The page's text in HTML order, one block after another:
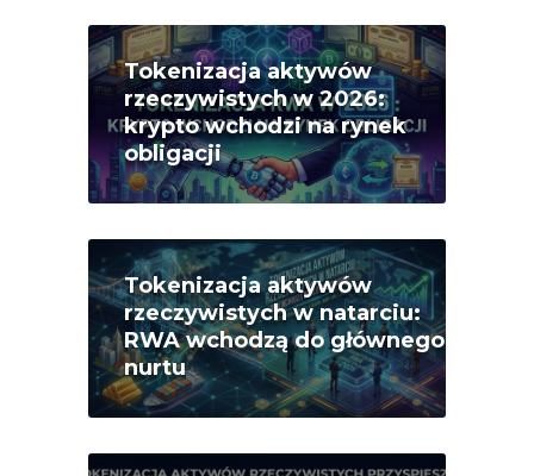
Tokenizacja aktywów
rzeczywistych w 2026:
krypto wchodzi na rynek
obligacji
Tokenizacja aktywów
rzeczywistych w natarciu:
RWA wchodzą do głównego
nurtu